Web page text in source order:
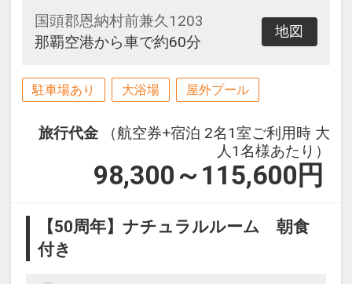
国頭郡恩納村前兼久1203
那覇空港から車で約60分
地図
駐車場あり 大浴場 屋外プール
旅行代金
（航空券+宿泊 2名1室ご利用時 大
人1名様あたり）
98,300～115,600 円
【50周年】ナチュラルルーム 朝食
付き